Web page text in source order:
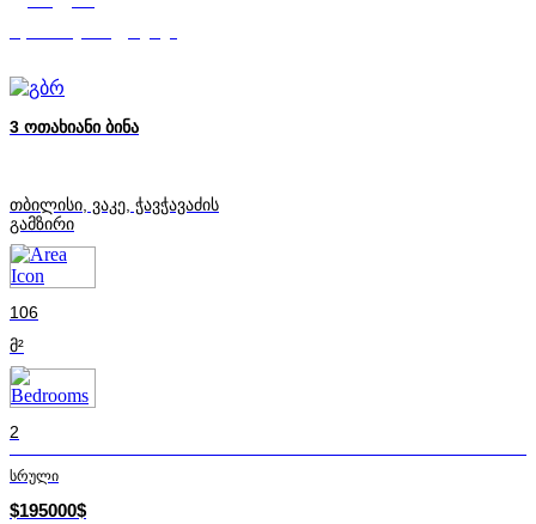
3 ოთახიანი ბინა
თბილისი, ვაკე, ჭავჭავაძის
გამზირი
106
მ²
2
სრული
$195000$